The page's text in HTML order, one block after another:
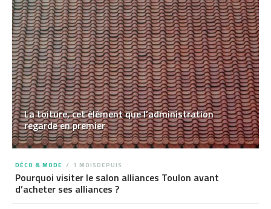
La toiture, cet élément que l’administration
regarde en premier
DÉCO & MODE 1 MOISDEPUIS
Pourquoi visiter le salon alliances Toulon avant
d’acheter ses alliances ?